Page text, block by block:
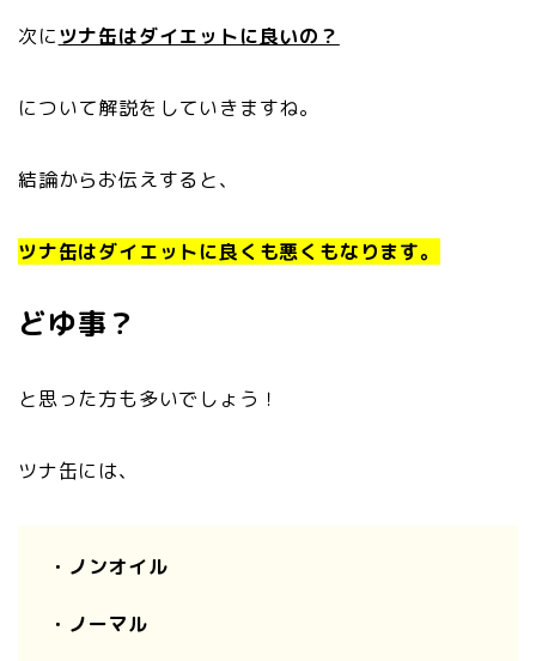
次にツナ缶はダイエットに良いの？
について解説をしていきますね。
結論からお伝えすると、
ツナ缶はダイエットに良くも悪くもなります。
どゆ事？
と思った方も多いでしょう！
ツナ缶には、
・ノンオイル
・ノーマル